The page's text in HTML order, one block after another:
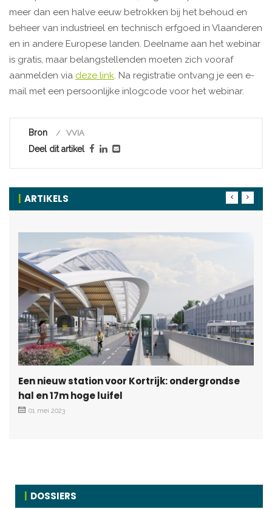
meer dan een halve eeuw betrokken bij het behoud en
beheer van industrieel en technisch erfgoed in Vlaanderen
en in andere Europese landen. Deelname aan het webinar
is gratis, maar belangstellenden moeten zich vooraf
aanmelden via deze link. Na registratie ontvang je een e-
mail met een persoonlijke inlogcode voor het webinar.
Bron VVIA
Deel dit artikel
ARTIKELS
Een nieuw station voor Kortrijk: ondergrondse
hal en 17m hoge luifel
01 mei 2023
DOSSIERS